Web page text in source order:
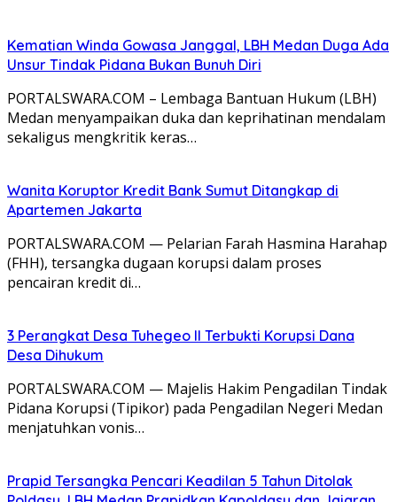
Kematian Winda Gowasa Janggal, LBH Medan Duga Ada
Unsur Tindak Pidana Bukan Bunuh Diri
PORTALSWARA.COM – Lembaga Bantuan Hukum (LBH)
Medan menyampaikan duka dan keprihatinan mendalam
sekaligus mengkritik keras…
Wanita Koruptor Kredit Bank Sumut Ditangkap di
Apartemen Jakarta
PORTALSWARA.COM — Pelarian Farah Hasmina Harahap
(FHH), tersangka dugaan korupsi dalam proses
pencairan kredit di…
3 Perangkat Desa Tuhegeo II Terbukti Korupsi Dana
Desa Dihukum
PORTALSWARA.COM — Majelis Hakim Pengadilan Tindak
Pidana Korupsi (Tipikor) pada Pengadilan Negeri Medan
menjatuhkan vonis…
Prapid Tersangka Pencari Keadilan 5 Tahun Ditolak